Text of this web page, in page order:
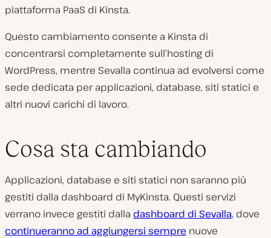
piattaforma PaaS di Kinsta.
Questo cambiamento consente a Kinsta di
concentrarsi completamente sull’hosting di
WordPress, mentre Sevalla continua ad evolversi come
sede dedicata per applicazioni, database, siti statici e
altri nuovi carichi di lavoro.
Cosa sta cambiando
Applicazioni, database e siti statici non saranno più
gestiti dalla dashboard di MyKinsta. Questi servizi
verrano invece gestiti dalla dashboard di Sevalla, dove
continueranno ad aggiungersi sempre nuove